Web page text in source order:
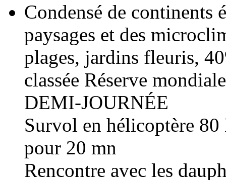
Condensé de continents
paysages et des
plages, jardins fleuris,
classée Réserve
DEMI-JOURNÉE
Survol en hélicoptère
pour 20 mn
Rencontre avec les